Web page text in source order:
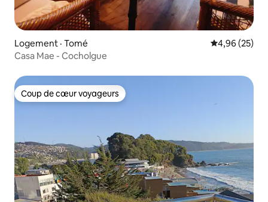
Logement · Tomé Note
4,96 (25)
Casa Mae - Cocholgue
Coup de cœur voyageurs
Coup de cœur voyageurs